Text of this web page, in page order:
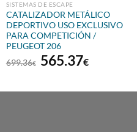
SISTEMAS DE ESCAPE
CATALIZADOR METÁLICO
DEPORTIVO USO EXCLUSIVO
PARA COMPETICIÓN /
PEUGEOT 206
699.36€
El
original
565.37€El
actual